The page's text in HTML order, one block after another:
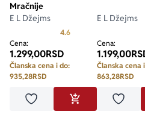
Mračnije
E L Džejms
4.6Prosecna ocena je 4.6
Cena:
1.299,00RSD
Članska cena i do:
935,28RSD
Dodaj u omiljeneDODAJ U KORPU
E L Džejms
Cena:
1.199,00
Članska cena
863,28RSD
Dodaj